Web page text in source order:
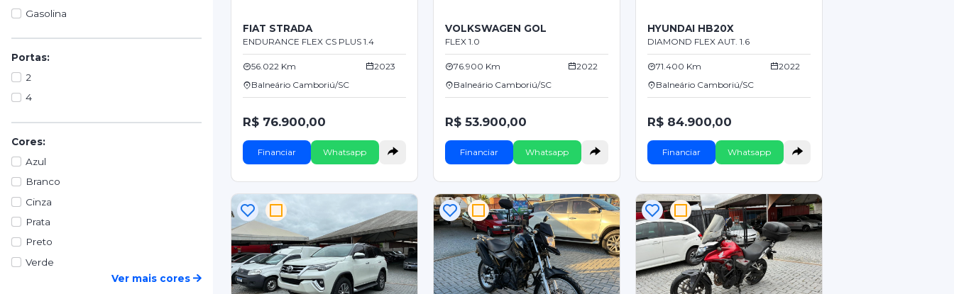
Gasolina
Portas:
2
4
Cores:
Azul
Branco
Cinza
Prata
Preto
Verde
Ver mais cores
FIAT STRADA
ENDURANCE FLEX CS PLUS 1.4
56.022 Km
2023
Balneário Camboriú/SC
R$ 76.900,00
Financiar Whatsapp
VOLKSWAGEN GOL
FLEX 1.0
76.900 Km
2022
Balneário Camboriú/SC
R$ 53.900,00
Financiar Whatsapp
HYUNDAI HB20X
DIAMOND FLEX AUT. 1.6
71.400 Km
2022
Balneário Camboriú/SC
R$ 84.900,00
Financiar Whatsapp